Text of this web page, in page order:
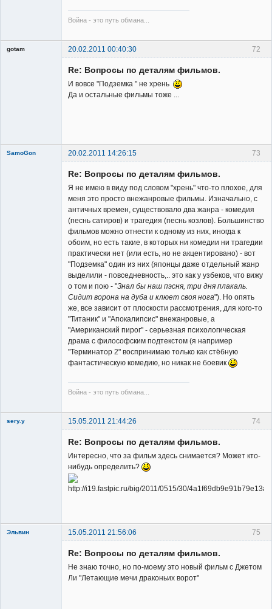
Война - это путь обмана...
72
gotam
20.02.2011 00:40:30
Re: Вопросы по деталям фильмов.
И вовсе "Подземка " не хрень
Да и остальные фильмы тоже ...
73
SamoGon 20.02.2011 14:26:15
Re: Вопросы по деталям фильмов.
Я не имею в виду под словом "хрень" что-то плохое, для
меня это просто внежанровые фильмы. Изначально, с
античных времен, существовало два жанра - комедия
(песнь сатиров) и трагедия (песнь козлов). Большинство
фильмов можно отнести к одному из них, иногда к
обоим, но есть такие, в которых ни комедии ни трагедии
практически нет (или есть, но не акцентировано) - вот
"Подземка" один из них (японцы даже отдельный жанр
выделили - повседневность,.. это как у узбеков, что вижу
о том и пою - "Знал бы наш пэсня, три дня плакаль.
Сидит ворона на дуба и клюет своя нога"). Но опять
же, все зависит от плоскости рассмотрения, для кого-то
"Титаник" и "Апокалипсис" внежанровые, а
"Американский пирог" - серьезная психологическая
драма с философским подтекстом (я например
"Терминатор 2" воспринимаю только как стёбную
фантастическую комедию, но никак не боевик
Война - это путь обмана...
74
sery.y 15.05.2011 21:44:26
Re: Вопросы по деталям фильмов.
Интересно, что за фильм здесь снимается? Может кто-
нибудь определить?
75
Эльвин 15.05.2011 21:56:06
Re: Вопросы по деталям фильмов.
Не знаю точно, но по-моему это новый фильм с Джетом
Ли "Летающие мечи драконьих ворот"